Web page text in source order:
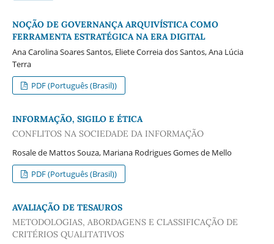
NOÇÃO DE GOVERNANÇA ARQUIVÍSTICA COMO
FERRAMENTA ESTRATÉGICA NA ERA DIGITAL
Ana Carolina Soares Santos, Eliete Correia dos Santos, Ana Lúcia
Terra
PDF (Português (Brasil))
INFORMAÇÃO, SIGILO E ÉTICA
CONFLITOS NA SOCIEDADE DA INFORMAÇÃO
Rosale de Mattos Souza, Mariana Rodrigues Gomes de Mello
PDF (Português (Brasil))
AVALIAÇÃO DE TESAUROS
METODOLOGIAS, ABORDAGENS E CLASSIFICAÇÃO DE
CRITÉRIOS QUALITATIVOS